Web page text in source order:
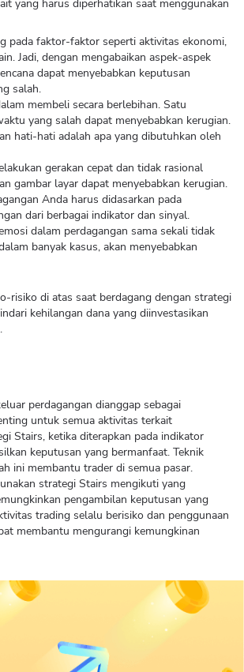
yang harus diperhatikan saat menggunakan
pada faktor-faktor seperti aktivitas ekonomi,
Jadi, dengan mengabaikan aspek-aspek
dapat menyebabkan keputusan
salah.
membeli secara berlebihan. Satu
yang salah dapat menyebabkan kerugian.
hati-hati adalah apa yang dibutuhkan oleh
gerakan cepat dan tidak rasional
gambar layar dapat menyebabkan kerugian.
Anda harus didasarkan pada
dari berbagai indikator dan sinyal.
dalam perdagangan sama sekali tidak
banyak kasus, akan menyebabkan
risiko di atas saat berdagang dengan strategi
kehilangan dana yang diinvestasikan
perdagangan dianggap sebagai
untuk semua aktivitas terkait
Stairs, ketika diterapkan pada indikator
keputusan yang bermanfaat. Teknik
ini membantu trader di semua pasar.
strategi Stairs mengikuti yang
pengambilan keputusan yang
trading selalu berisiko dan penggunaan
membantu mengurangi kemungkinan